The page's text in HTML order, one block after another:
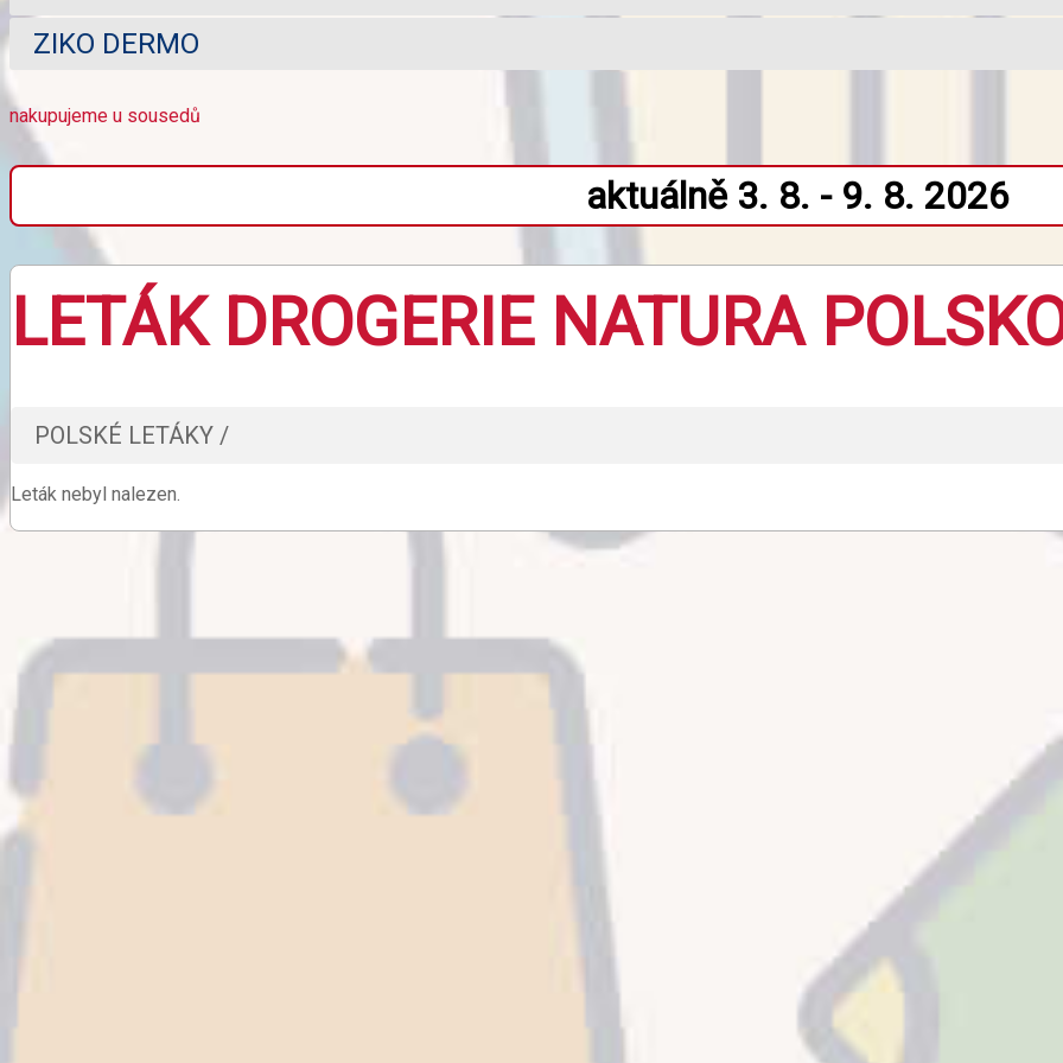
ZIKO DERMO
nakupujeme u sousedů
aktuálně 3. 8. - 9. 8. 2026
LETÁK DROGERIE NATURA
POLSKÉ LETÁKY /
Leták nebyl nalezen.